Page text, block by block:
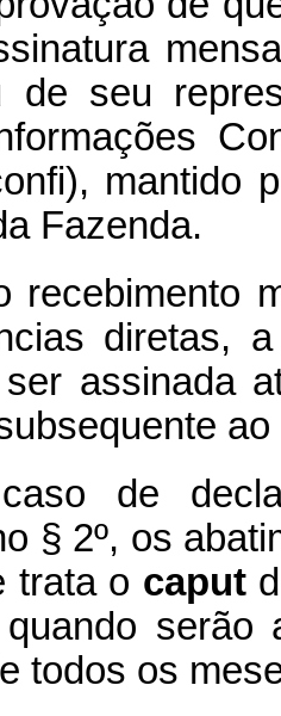
de seu
mantido
Fazenda.
recebimento
diretas,
assinada
de
§ 2º, os
trata o caput
quando
todos os